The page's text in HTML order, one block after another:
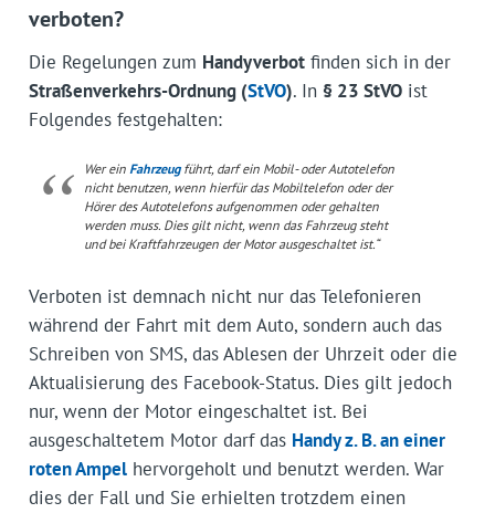
verboten?
Die Regelungen zum Handyverbotfinden sich in der
Straßenverkehrs-Ordnung (StVO). In § 23 StVOist
Folgendes festgehalten:
Wer ein Fahrzeugführt, darf ein Mobil- oder Autotelefon
nicht benutzen, wenn hierfür das Mobiltelefon oder der
Hörer des Autotelefons aufgenommen oder gehalten
werden muss. Dies gilt nicht, wenn das Fahrzeug steht
und bei Kraftfahrzeugen der Motor ausgeschaltet ist.“
Verboten ist demnach nicht nur das Telefonieren
während der Fahrt mit dem Auto, sondern auch das
Schreiben von SMS, das Ablesen der Uhrzeit oder die
Aktualisierung des Facebook-Status. Dies gilt jedoch
nur, wenn der Motor eingeschaltet ist. Bei
ausgeschaltetem Motor darf das Handy z. B. an einer
roten Ampelhervorgeholt und benutzt werden. War
dies der Fall und Sie erhielten trotzdem einen